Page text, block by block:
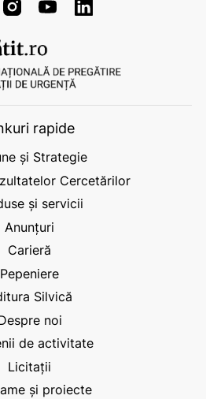
rapide
și Strategie
Cercetărilor
și servicii
Anunțuri
Carieră
Pepeniere
Silvică
noi
de activitate
Licitații
și proiecte